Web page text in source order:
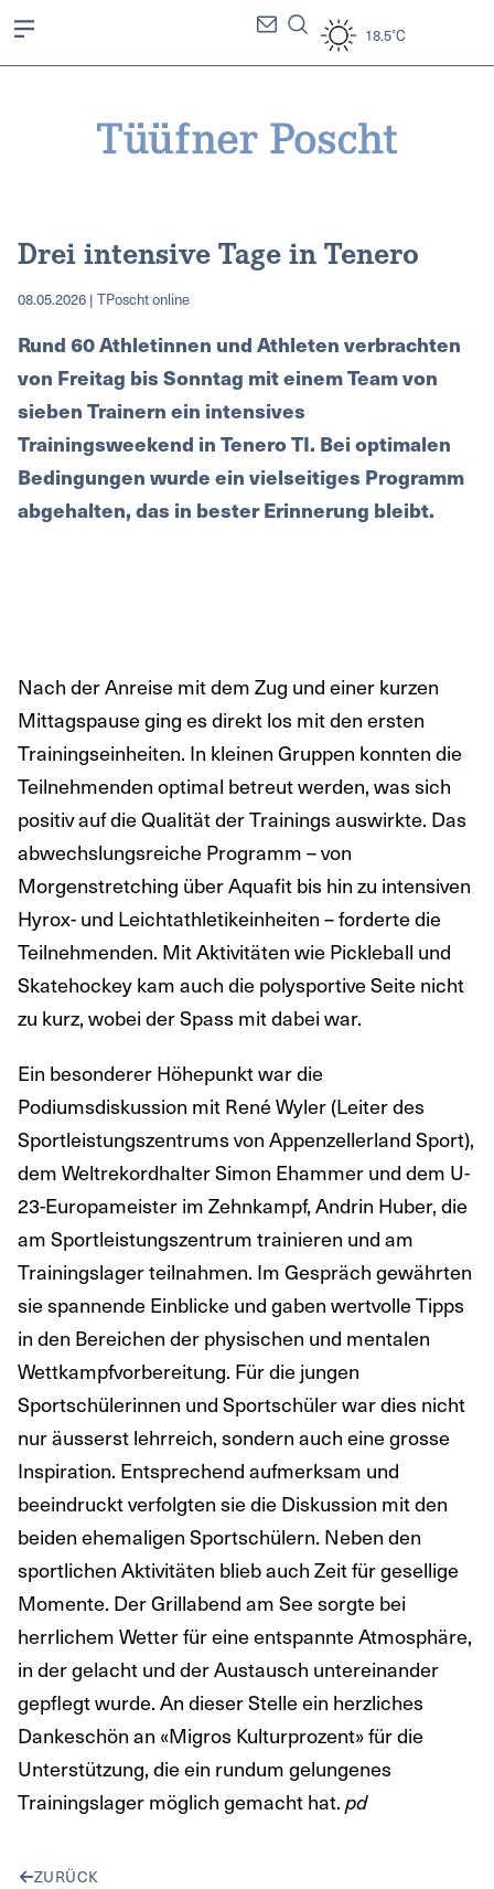
18.5°C
Drei intensive Tage in Tenero
08.05.2026 | TPoscht online
Rund 60 Athletinnen und Athleten verbrachten
von Freitag bis Sonntag mit einem Team von
sieben Trainern ein intensives
Trainingsweekend in Tenero TI. Bei optimalen
Bedingungen wurde ein vielseitiges Programm
abgehalten, das in bester Erinnerung bleibt.
Nach der Anreise mit dem Zug und einer kurzen
Mittagspause ging es direkt los mit den ersten
Trainingseinheiten. In kleinen Gruppen konnten die
Teilnehmenden optimal betreut werden, was sich
positiv auf die Qualität der Trainings auswirkte. Das
abwechslungsreiche Programm – von
Morgenstretching über Aquafit bis hin zu intensiven
Hyrox- und Leichtathletikeinheiten – forderte die
Teilnehmenden. Mit Aktivitäten wie Pickleball und
Skatehockey kam auch die polysportive Seite nicht
zu kurz, wobei der Spass mit dabei war.
Ein besonderer Höhepunkt war die
Podiumsdiskussion mit René Wyler (Leiter des
Sportleistungszentrums von Appenzellerland Sport),
dem Weltrekordhalter Simon Ehammer und dem U-
23-Europameister im Zehnkampf, Andrin Huber, die
am Sportleistungszentrum trainieren und am
Trainingslager teilnahmen. Im Gespräch gewährten
sie spannende Einblicke und gaben wertvolle Tipps
in den Bereichen der physischen und mentalen
Wettkampfvorbereitung. Für die jungen
Sportschülerinnen und Sportschüler war dies nicht
nur äusserst lehrreich, sondern auch eine grosse
Inspiration. Entsprechend aufmerksam und
beeindruckt verfolgten sie die Diskussion mit den
beiden ehemaligen Sportschülern. Neben den
sportlichen Aktivitäten blieb auch Zeit für gesellige
Momente. Der Grillabend am See sorgte bei
herrlichem Wetter für eine entspannte Atmosphäre,
in der gelacht und der Austausch untereinander
gepflegt wurde. An dieser Stelle ein herzliches
Dankeschön an «Migros Kulturprozent» für die
Unterstützung, die ein rundum gelungenes
Trainingslager möglich gemacht hat. pd
ZURÜCK